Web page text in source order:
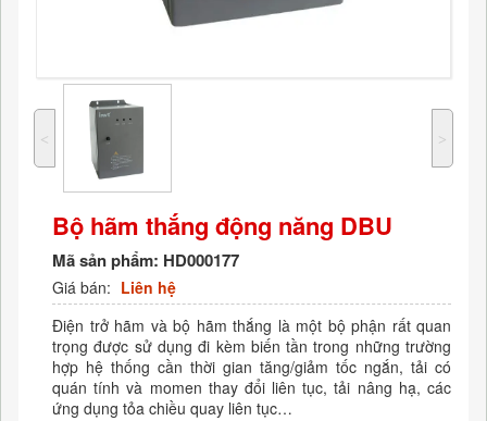
˂ ˃
Bộ hãm thắng động năng DBU
Mã sản phẩm: HD000177
Giá bán: Liên hệ
Điện trở hãm và bộ hãm thắng là một bộ phận rất quan
trọng được sử dụng đi kèm biến tần trong những trường
hợp hệ thống cần thời gian tăng/giảm tốc ngắn, tải có
quán tính và momen thay đổi liên tục, tải nâng hạ, các
ứng dụng tỏa chiều quay liên tục…